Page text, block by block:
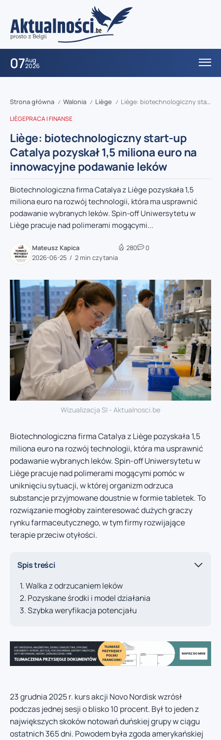
07Aug
2026
Strona główna / Walonia / Liège / Liège: biotechnologiczny start-up Catalya pozyskał 1,5 miliona euro na innowacyjne podawanie leków
LIÈGEPRACA I FINANSE
Liège: biotechnologiczny start-up
Catalya pozyskał 1,5 miliona euro na
innowacyjne podawanie leków
Biotechnologiczna firma Catalya z Liège pozyskała 1,5
miliona euro na rozwój technologii, która ma usprawnić
podawanie wybranych leków. Spin-off Uniwersytetu w
Liège pracuje nad polimerami mogącymi...
Mateusz Kapica
2026-06-25
2 min czytania
280 0
Wizualizacja SI - Aktualnosci.be
Biotechnologiczna firma Catalya z Liège pozyskała 1,5
miliona euro na rozwój technologii, która ma usprawnić
podawanie wybranych leków. Spin-off Uniwersytetu w
Liège pracuje nad polimerami mogącymi pomóc w
uniknięciu sytuacji, w której organizm odrzuca
substancje przyjmowane doustnie w formie tabletek. To
rozwiązanie mogłoby zainteresować dużych graczy
rynku farmaceutycznego, w tym firmy rozwijające
terapie przeciw otyłości.
Spis treści
Walka z odrzucaniem leków
Pozyskane środki i model działania
Szybka weryfikacja potencjału
23 grudnia 2025 r. kurs akcji Novo Nordisk wzrósł
podczas jednej sesji o blisko 10 procent. Był to jeden z
największych skoków notowań duńskiej grupy w ciągu
ostatnich 365 dni. Powodem była zgoda amerykańskiej